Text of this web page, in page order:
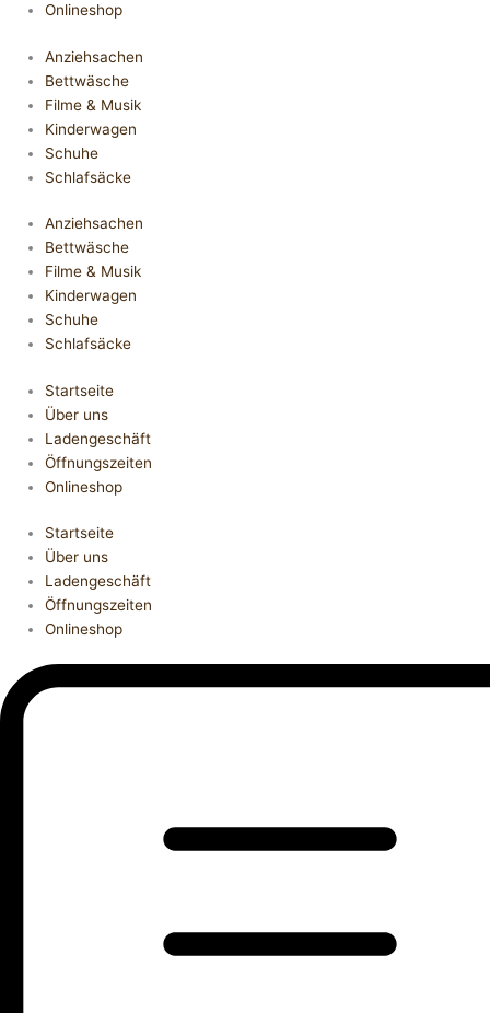
Onlineshop
Anziehsachen
Bettwäsche
Filme & Musik
Kinderwagen
Schuhe
Schlafsäcke
Anziehsachen
Bettwäsche
Filme & Musik
Kinderwagen
Schuhe
Schlafsäcke
Startseite
Über uns
Ladengeschäft
Öffnungszeiten
Onlineshop
Startseite
Über uns
Ladengeschäft
Öffnungszeiten
Onlineshop